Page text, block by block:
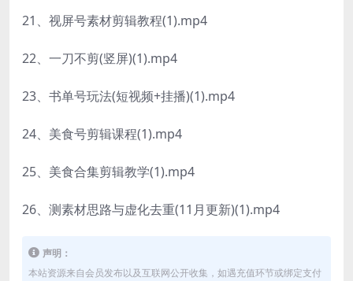
21、视屏号素材剪辑教程(1).mp4
22、一刀不剪(竖屏)(1).mp4
23、书单号玩法(短视频+挂播)(1).mp4
24、美食号剪辑课程(1).mp4
25、美食合集剪辑教学(1).mp4
26、测素材思路与虚化去重(11月更新)(1).mp4
声明：
本站资源来自会员发布以及互联网公开收集，如遇充值环节或绑定支付